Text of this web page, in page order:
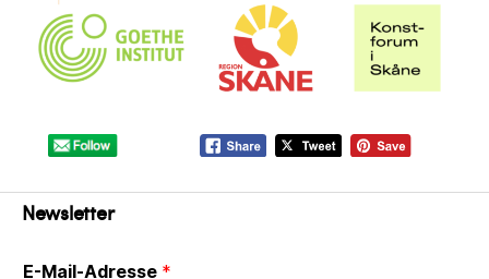
Newsletter
E-Mail-Adresse *